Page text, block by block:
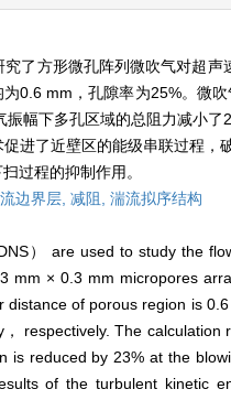
了方形微孔阵列微吹气对超
0.6 mm，孔隙率为25%。微
幅下多孔区域的总阻力减小
进了近壁区的能级串联过程
过程的抑制作用。
边界层, 减阻, 湍流拟序结构
） are used to study the
mm × 0.3 mm micropores
distance of porous region is
， respectively. The
is reduced by 23% at the
of the turbulent kinetic